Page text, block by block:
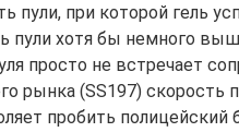
при которой гель
пули хотя бы немного
просто не встречает
рынка (SS197) скорость
пробить